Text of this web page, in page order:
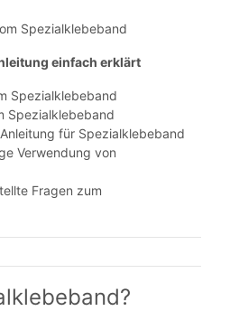
Spezialklebeband
einfach erklärt
Spezialklebeband
Spezialklebeband
für Spezialklebeband
Verwendung von
Fragen zum